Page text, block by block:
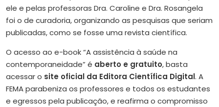
ele e pelas professoras Dra. Caroline e Dra. Rosangela
foi o de curadoria, organizando as pesquisas que seriam
publicadas, como se fosse uma revista científica.
O acesso ao e-book “A assistência à saúde na
contemporaneidade” é aberto e gratuito, basta
acessar o site oficial da Editora Científica Digital. A
FEMA parabeniza os professores e todos os estudantes
e egressos pela publicação, e reafirma o compromisso